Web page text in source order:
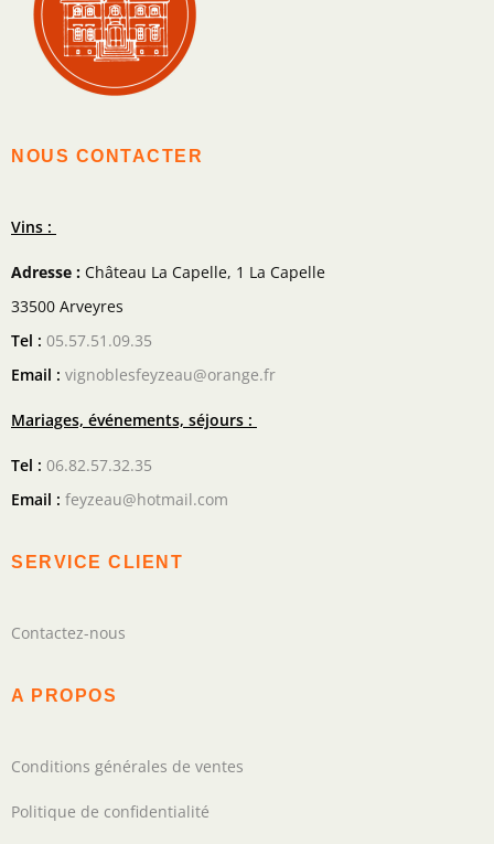
NOUS CONTACTER
Vins :
Adresse : Château La Capelle, 1 La Capelle
33500 Arveyres
Tel : 05.57.51.09.35
Email : vignoblesfeyzeau@orange.fr
Mariages, événements, séjours :
Tel : 06.82.57.32.35
Email : feyzeau@hotmail.com
SERVICE CLIENT
Contactez-nous
A PROPOS
Conditions générales de ventes
Politique de confidentialité